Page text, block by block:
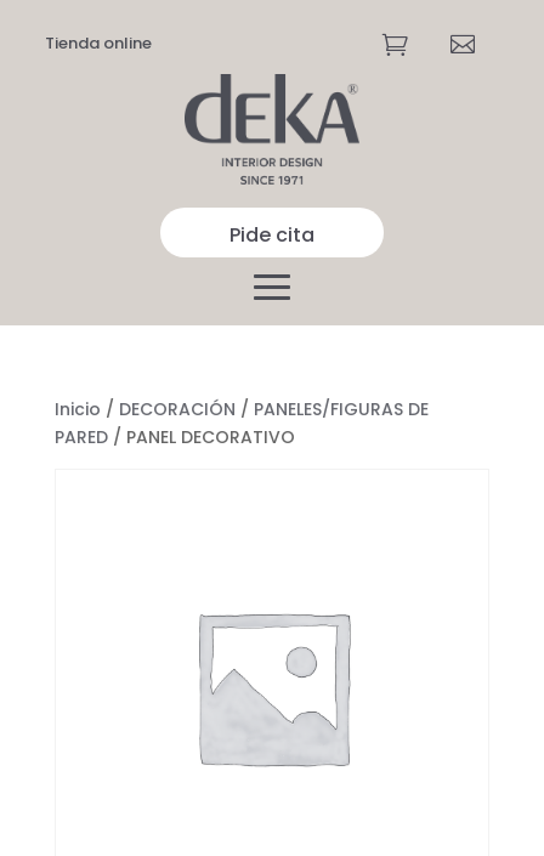
Tienda online  
Pide cita
Inicio / DECORACIÓN / PANELES/FIGURAS DE
PARED/ PANEL DECORATIVO